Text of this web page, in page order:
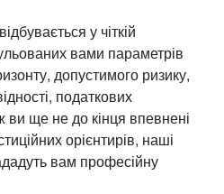
у чіткій
вами параметрів
допустимого ризику,
податкових
ще не до кінця впевнені
орієнтирів, наші
вам професійну